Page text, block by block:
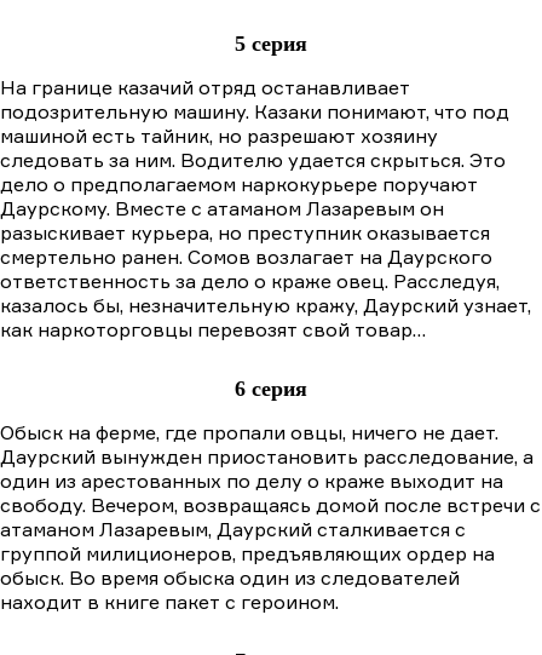
5 серия
На границе казачий отряд останавливает
подозрительную машину. Казаки понимают, что под
машиной есть тайник, но разрешают хозяину
следовать за ним. Водителю удается скрыться. Это
дело о предполагаемом наркокурьере поручают
Даурскому. Вместе с атаманом Лазаревым он
разыскивает курьера, но преступник оказывается
смертельно ранен. Сомов возлагает на Даурского
ответственность за дело о краже овец. Расследуя,
казалось бы, незначительную кражу, Даурский узнает,
как наркоторговцы перевозят свой товар…
6 серия
Обыск на ферме, где пропали овцы, ничего не дает.
Даурский вынужден приостановить расследование, а
один из арестованных по делу о краже выходит на
свободу. Вечером, возвращаясь домой после встречи с
атаманом Лазаревым, Даурский сталкивается с
группой милиционеров, предъявляющих ордер на
обыск. Во время обыска один из следователей
находит в книге пакет с героином.